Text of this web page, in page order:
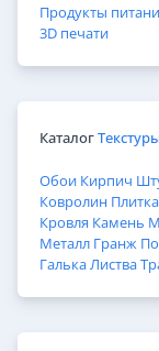
Продукты
3D печати
Каталог
Обои Кирпич
Ковролин Плитка
Кровля Камень
Металл Гранж
ГалькаЛиства